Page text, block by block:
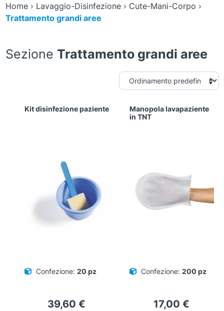
Home› Lavaggio-Disinfezione› Cute-Mani-Corpo ›
Trattamento grandi aree
Sezione Trattamento grandi aree
Kit disinfezione paziente
Confezione: 20 pz
39,60 €
Manopola lavapaziente
in TNT
Confezione: 200 pz
17,00 €